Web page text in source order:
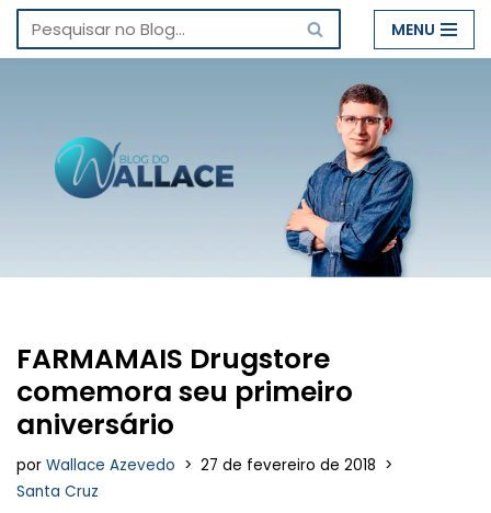
Pular
conteúdo
MENU
FARMAMAIS Drugstore
comemora seu primeiro
aniversário
por Wallace Azevedo
27 de fevereiro de 2018
Santa Cruz